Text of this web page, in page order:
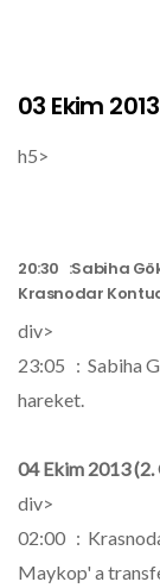
03 Ekim
h5>
20:30 :Sabiha
Krasnodar
div>
23:05 : Sabiha
hareket.
04 Ekim 2013 (2.
div>
02:00 :
Maykop' a